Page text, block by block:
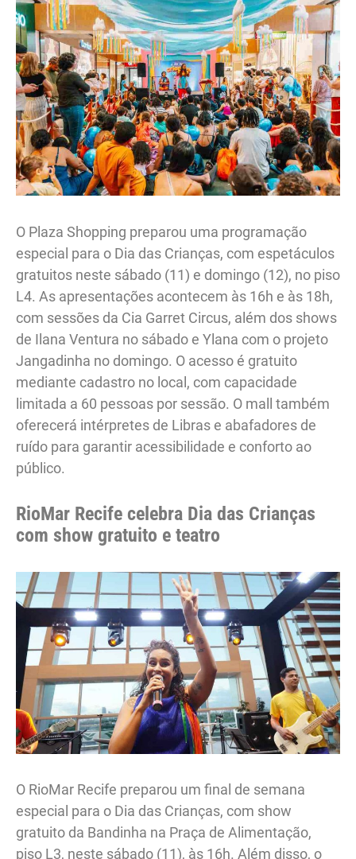
O Plaza Shopping preparou uma programação
especial para o Dia das Crianças, com espetáculos
gratuitos neste sábado (11) e domingo (12), no piso
L4. As apresentações acontecem às 16h e às 18h,
com sessões da Cia Garret Circus, além dos shows
de Ilana Ventura no sábado e Ylana com o projeto
Jangadinha no domingo. O acesso é gratuito
mediante cadastro no local, com capacidade
limitada a 60 pessoas por sessão. O mall também
oferecerá intérpretes de Libras e abafadores de
ruído para garantir acessibilidade e conforto ao
público.
RioMar Recife celebra Dia das Crianças
com show gratuito e teatro
O RioMar Recife preparou um final de semana
especial para o Dia das Crianças, com show
gratuito da Bandinha na Praça de Alimentação,
piso L3, neste sábado (11), às 16h. Além disso, o